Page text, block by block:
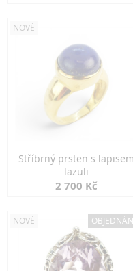
NOVÉ
Stříbrný prsten s lapisem
lazuli
2 700 Kč
NOVÉ